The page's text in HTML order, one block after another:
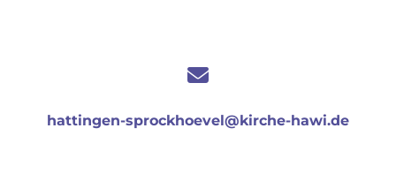
hattingen-sprockhoevel@kirche-hawi.de